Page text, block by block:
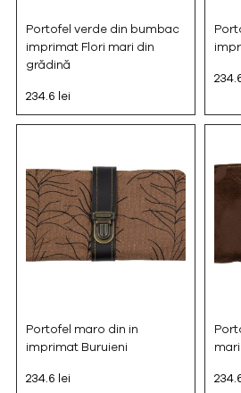
Portofel verde din bumbac
imprimat Flori mari din
grădină
234.6 lei
Portofel maro din in
imprimat Buruieni
234.6 lei